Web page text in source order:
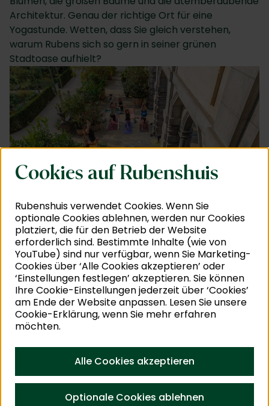
Architektur. Genau der richtige Ort für eine
Yogastunde. Wetten, dass Sie gleich verstehen,
warum Rubens sich so gern in seiner grünen
Stadtoase aufhielt?
©
Die Yogastunden werden von einer professionellen
Lehrkraft des Ateliers Du Mon gegeben. Das Atelier
Du Mon unterstützt individuelle Teilnehmende mit
sanften wie dynamischen Yogastunden dabei,
physisch und mental zu wachsen. Der
Studiobetreiber und Hauptlehrer Laurenz Verkruysse
bietet mit seinem Team ein breites Spektrum an
der Teilnehmenden abgestimmt werden. Möchten
Sie Ihren Tag mit einer erfrischenden Dosis positiver
Energie, Selbstfürsorge und menschlicher Wärme
beginnen? Melden Sie sich dann schnell an.
Cookies auf Rubenshuis
Rubenshuis verwendet Cookies. Wenn Sie
optionale Cookies ablehnen, werden nur Cookies
platziert, die für den Betrieb der Website
erforderlich sind. Bestimmte Inhalte (wie von
YouTube) sind nur verfügbar, wenn Sie Marketing-
Cookies über ‘Alle Cookies akzeptieren’ oder
‘Einstellungen festlegen’ akzeptieren. Sie können
Ihre Cookie-Einstellungen jederzeit über ‘Cookies’
am Ende der Website anpassen. Lesen Sie unsere
Cookie-Erklärung, wenn Sie mehr erfahren
möchten.
Alle Cookies akzeptieren
Optionale Cookies ablehnen